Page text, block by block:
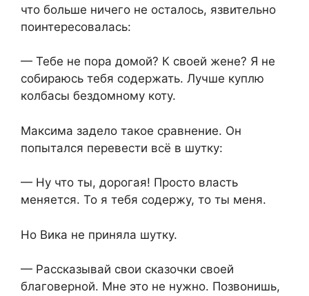
что больше ничего не осталось, язвительно
поинтересовалась:
— Тебе не пора домой? К своей жене? Я не
собираюсь тебя содержать. Лучше куплю
колбасы бездомному коту.
Максима задело такое сравнение. Он
попытался перевести всё в шутку:
— Ну что ты, дорогая! Просто власть
меняется. То я тебя содержу, то ты меня.
Но Вика не приняла шутку.
— Рассказывай свои сказочки своей
благоверной. Мне это не нужно. Позвонишь,